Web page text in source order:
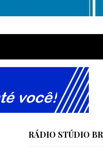
RÁDIO STÚDIO BR